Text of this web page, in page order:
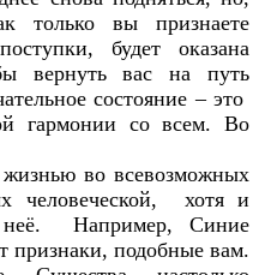
только вы признаете
будет оказана
вернуть вас на путь
состояние – это
гармонии со всем. Во
во всевозможных
человеческой, хотя и
неё. Например, Синие
подобные вам.